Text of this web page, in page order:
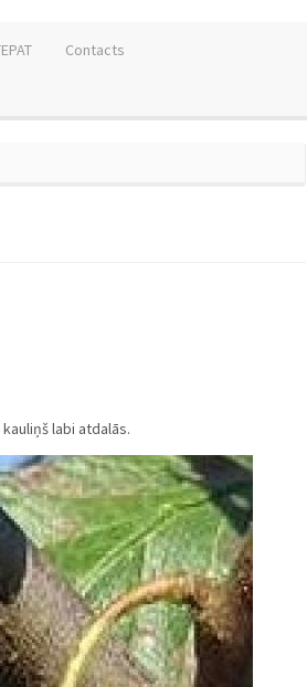
Contacts
labi atdalās.